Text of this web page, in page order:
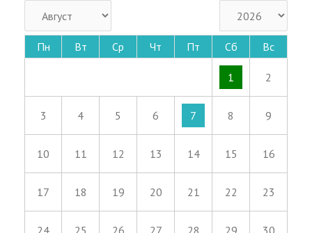
Пн Вт Ср Чт Пт Сб Вс
1 2
3 4 5 6 7 8 9
10 11 12 13 14 15 16
17 18 19 20 21 22 23